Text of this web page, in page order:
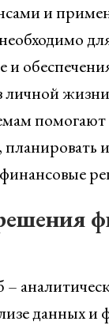
и
и
личной
помогают
планировать
данных и